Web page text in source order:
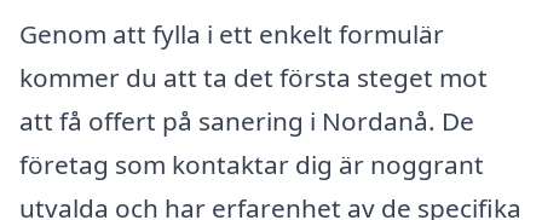
Genom att fylla i ett enkelt formulär
kommer du att ta det första steget mot
att få offert på sanering i Nordanå. De
företag som kontaktar dig är noggrant
utvalda och har erfarenhet av de specifika